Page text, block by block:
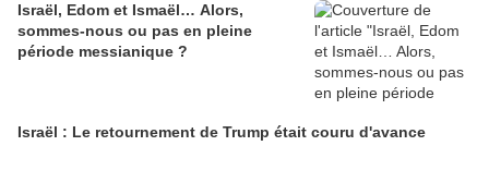
Israël, Edom et Ismaël… Alors,
sommes-nous ou pas en pleine
période messianique ?
Israël : Le retournement de Trump était couru d'avance